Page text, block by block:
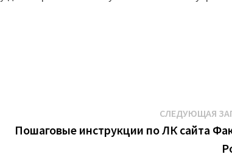
СЛЕДУЮЩАЯ
Пошаговые инструкции по ЛК сайта